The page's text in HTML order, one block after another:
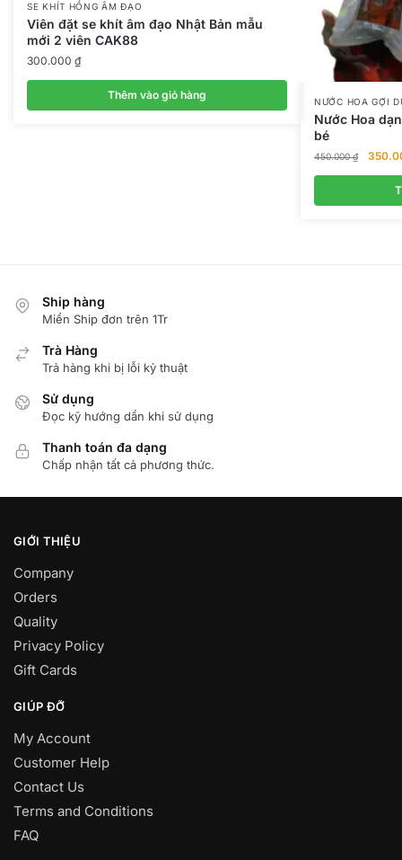
SE KHÍT HỒNG ÂM ĐẠO
Viên đặt se khít âm đạo Nhật Bản mẫu
mới 2 viên CAK88
300.000 ₫
Thêm vào giỏ hàng NƯỚC HOA GỢI
Nước Hoa
bé
450.000₫
Giá
Ship hàng
Miển Ship đơn trên 1Tr
Trà Hàng
Trả hàng khi bị lỗi kỷ thuật
Sử dụng
Đọc kỹ hướng dẩn khi sử dụng
Thanh toán đa dạng
Chấp nhận tất cả phương thức.
GIỚI THIỆU
Company
Orders
Quality
Privacy Policy
Gift Cards
GIÚP ĐỠ
My Account
Customer Help
Contact Us
Terms and Conditions
FAQ